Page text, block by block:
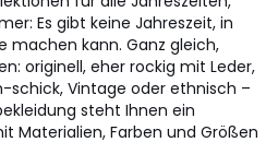
Es gibt keine Jahreszeit, in
machen kann. Ganz gleich,
originell, eher rockig mit Leder,
schick, Vintage oder ethnisch –
steht Ihnen ein
Materialien, Farben und Größen